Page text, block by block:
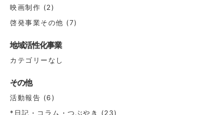
映画制作 (2)
啓発事業その他 (7)
地域活性化事業
カテゴリーなし
その他
活動報告 (6)
*日記・コラム・つぶやき
(23)